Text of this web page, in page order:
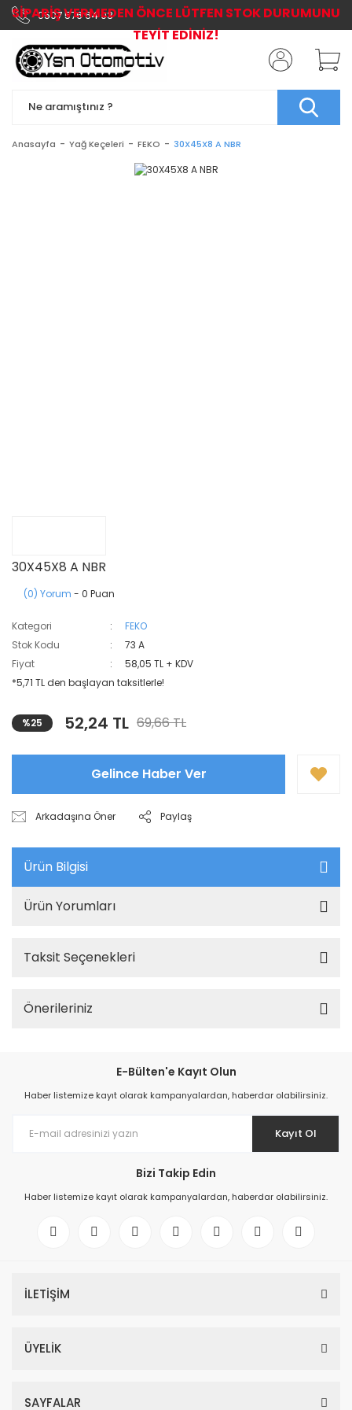
0507 576 64 03
Anasayfa Yağ Keçeleri FEKO 30X45X8 A NBR
30X45X8 A NBR
(0) Yorum - 0 Puan
Kategori
FEKO
Stok Kodu
73 A
Fiyat
58,05 TL + KDV
*5,71 TL den başlayan taksitlerle!
%25 52,24 TL 69,66 TL
Gelince Haber Ver
Arkadaşına Öner Paylaş
Ürün Bilgisi
Ürün Yorumları
Taksit Seçenekleri
Önerileriniz
E-Bülten'e Kayıt Olun
Haber listemize kayıt olarak kampanyalardan, haberdar olabilirsiniz.
Kayıt Ol
Bizi Takip Edin
Haber listemize kayıt olarak kampanyalardan, haberdar olabilirsiniz.
İLETİŞİM
ÜYELİK
SAYFALAR
SİPARİŞ VERMEDEN ÖNCE LÜTFEN STOK DURUMUNU
TEYİT EDİNİZ!